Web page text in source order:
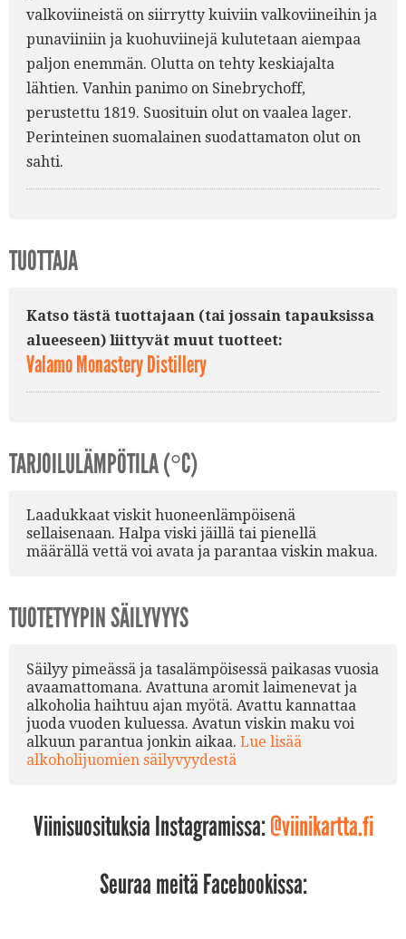
valkoviineistä on siirrytty kuiviin valkoviineihin ja
punaviiniin ja kuohuviinejä kulutetaan aiempaa
paljon enemmän. Olutta on tehty keskiajalta
lähtien. Vanhin panimo on Sinebrychoff,
perustettu 1819. Suosituin olut on vaalea lager.
Perinteinen suomalainen suodattamaton olut on
sahti.
TUOTTAJA
Katso tästä tuottajaan (tai jossain tapauksissa
alueeseen) liittyvät muut tuotteet:
Valamo Monastery Distillery
TARJOILULÄMPÖTILA (°C)
Laadukkaat viskit huoneenlämpöisenä
sellaisenaan. Halpa viski jäillä tai pienellä
määrällä vettä voi avata ja parantaa viskin makua.
TUOTETYYPIN SÄILYVYYS
Säilyy pimeässä ja tasalämpöisessä paikasas vuosia
avaamattomana. Avattuna aromit laimenevat ja
alkoholia haihtuu ajan myötä. Avattu kannattaa
juoda vuoden kuluessa. Avatun viskin maku voi
alkuun parantua jonkin aikaa. Lue lisää
alkoholijuomien säilyvyydestä
Viinisuosituksia Instagramissa:@viinikartta.fi
Seuraa meitä Facebookissa: